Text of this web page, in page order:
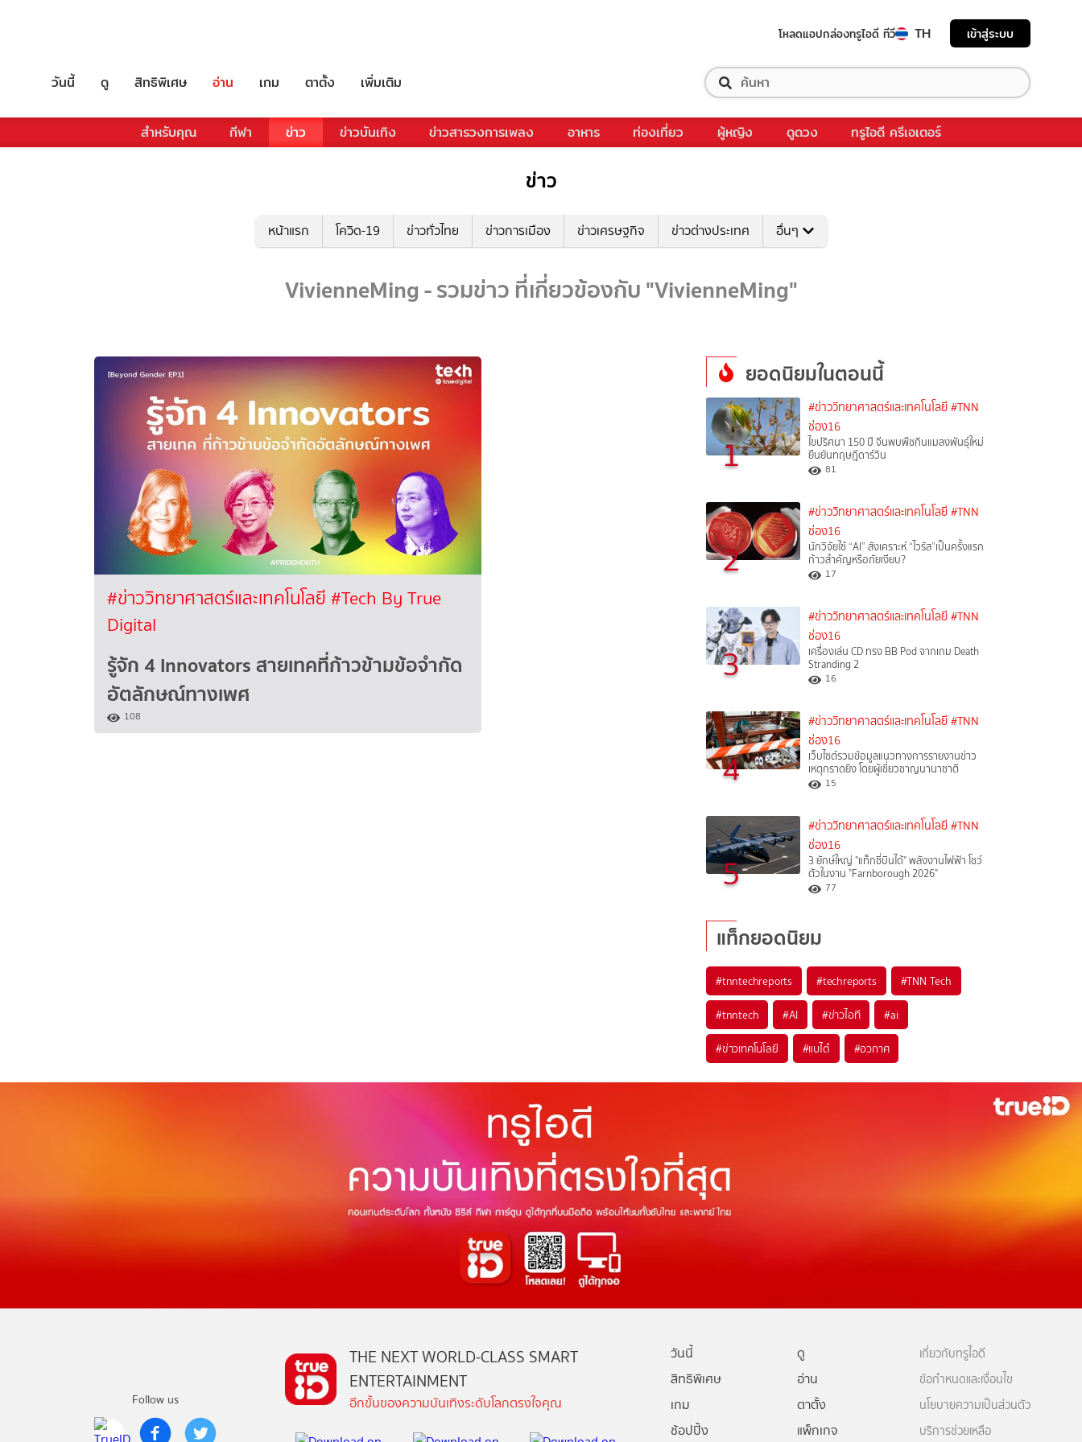
โหลดแอปกล่องทรูไอดี ทีวี TH เข้าสู่ระบบ
วันนี้ ดู สิทธิพิเศษ อ่าน เกม ตาตั้ง เพิ่มเติม
สำหรับคุณ กีฬา ข่าว ข่าวบันเทิง ข่าวสารวงการเพลง อาหาร ท่องเที่ยว ผู้หญิง ดูดวง ทรูไอดี ครีเอเตอร์
ข่าว
หน้าแรก โควิด-19 ข่าวทั่วไทย ข่าวการเมือง ข่าวเศรษฐกิจ ข่าวต่างประเทศ อื่นๆ
VivienneMing - รวมข่าว ที่เกี่ยวข้องกับ "VivienneMing"
#ข่าววิทยาศาสตร์และเทคโนโลยี #Tech By True
Digital
รู้จัก 4 Innovators สายเทคที่ก้าวข้ามข้อจำกัด
อัตลักษณ์ทางเพศ
108
ยอดนิยมในตอนนี้
1
#ข่าววิทยาศาสตร์และเทคโนโลยี #TNN
ช่อง16
ไขปริศนา 150 ปี จีนพบพืชกินแมลงพันธุ์ใหม่
ยืนยันทฤษฎีดาร์วิน
81
2
#ข่าววิทยาศาสตร์และเทคโนโลยี #TNN
ช่อง16
นักวิจัยใช้ “AI” สังเคราะห์ “ไวรัส”เป็นครั้งแรก
ก้าวสำคัญหรือภัยเงียบ?
17
3
#ข่าววิทยาศาสตร์และเทคโนโลยี #TNN
ช่อง16
เครื่องเล่น CD ทรง BB Pod จากเกม Death
Stranding 2
16
4
#ข่าววิทยาศาสตร์และเทคโนโลยี #TNN
ช่อง16
เว็บไซต์รวมข้อมูลแนวทางการรายงานข่าว
เหตุกราดยิง โดยผู้เชี่ยวชาญนานาชาติ
15
5
#ข่าววิทยาศาสตร์และเทคโนโลยี #TNN
ช่อง16
3 ยักษ์ใหญ่ "แท็กซี่บินได้" พลังงานไฟฟ้า โชว์
ตัวในงาน "Farnborough 2026"
77
แท็กยอดนิยม
#tnntechreports #techreports #TNN Tech
#tnntech #AI #ข่าวไอที #ai
#ข่าวเทคโนโลยี #แบไต๋ #อวกาศ
Follow us
THE NEXT WORLD-CLASS SMART
ENTERTAINMENT
อีกขั้นของความบันเทิงระดับโลกตรงใจคุณ
วันนี้
ดู
สิทธิพิเศษ
อ่าน
เกม
ตาตั้ง
ช้อปปิ้ง
แพ็กเกจ
เกี่ยวกับทรูไอดี
ข้อกำหนดและเงื่อนไข
นโยบายความเป็นส่วนตัว
บริการช่วยเหลือ